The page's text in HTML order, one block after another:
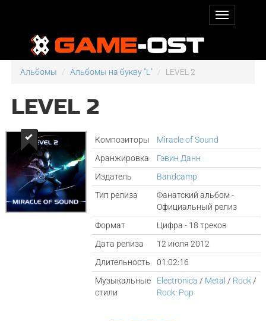
Альбомы Альбомы на букву "L" LEVEL 2
LEVEL 2
Композиторы
Miracle of Sound
Аранжировка
Гэвин Данн
Издатель
Bandcamp
Тип релиза
Фанатский альбом -
Официальный релиз
Формат
Цифра - 18 треков
Дата релиза
12 июля 2012
Длительность
01:02:16
Музыкальные
стили
Electronica / Metal / Rock /
Rock: Pop